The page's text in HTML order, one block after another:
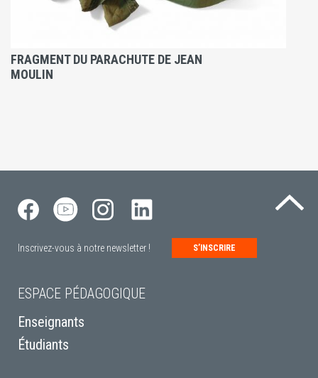
FRAGMENT DU PARACHUTE DE JEAN
MOULIN
Inscrivez-vous à notre newsletter ! S’INSCRIRE
ESPACE PÉDAGOGIQUE
Enseignants
Étudiants